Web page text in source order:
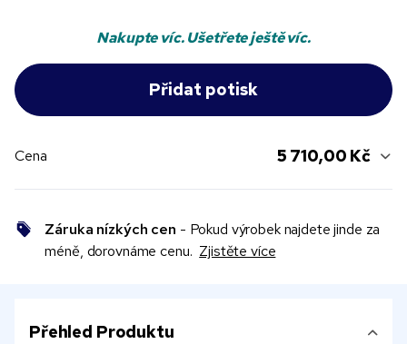
Nakupte víc. Ušetřete ještě víc.
Cena 5 710,00 Kč
Záruka nízkých cen - Pokud výrobek najdete jinde za
méně, dorovnáme cenu. Zjistěte více
Přehled Produktu